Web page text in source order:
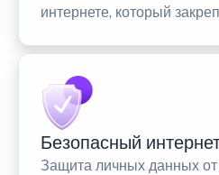
интернете, который
Безопасный
Защита личных данных от